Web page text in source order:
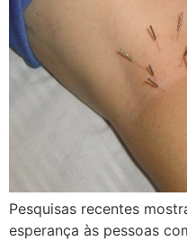
Pesquisas recentes
esperança às pessoas